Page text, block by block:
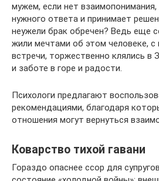
мужем, если нет
нужного ответа и принимает
неужели брак обречен? Ведь еще
жили мечтами об этом человеке, с
встречи, торжественно клялись в
и заботе в горе и радости.
Психологи предлагают
рекомендациями, благодаря
отношения могут вернуться
Коварство тихой гавани
Гораздо опаснее ссор для